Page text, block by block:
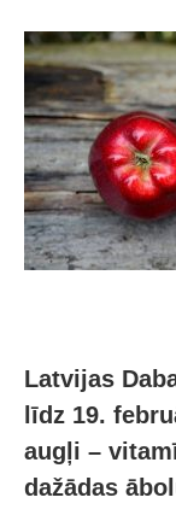
Latvijas
līdz 19.
augļi –
dažādas